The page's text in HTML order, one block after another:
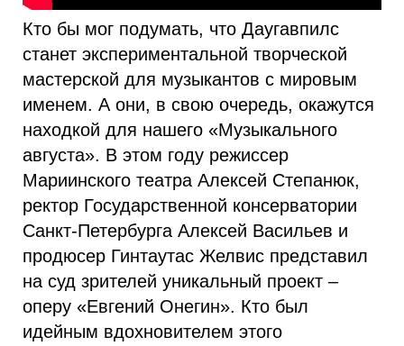
Кто бы мог подумать, что Даугавпилс
станет экспериментальной творческой
мастерской для музыкантов с мировым
именем. А они, в свою очередь, окажутся
находкой для нашего «Музыкального
августа». В этом году режиссер
Мариинского театра Алексей Степанюк,
ректор Государственной консерватории
Санкт-Петербурга Алексей Васильев и
продюсер Гинтаутас Желвис представил
на суд зрителей уникальный проект –
оперу «Евгений Онегин». Кто был
идейным вдохновителем этого